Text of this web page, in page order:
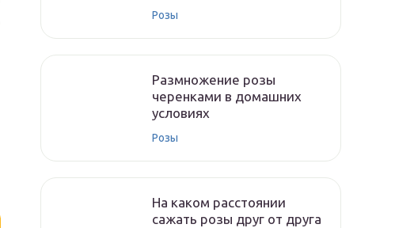
Розы
Размножение розы
черенками в домашних
условиях
Розы
На каком расстоянии
сажать розы друг от друга